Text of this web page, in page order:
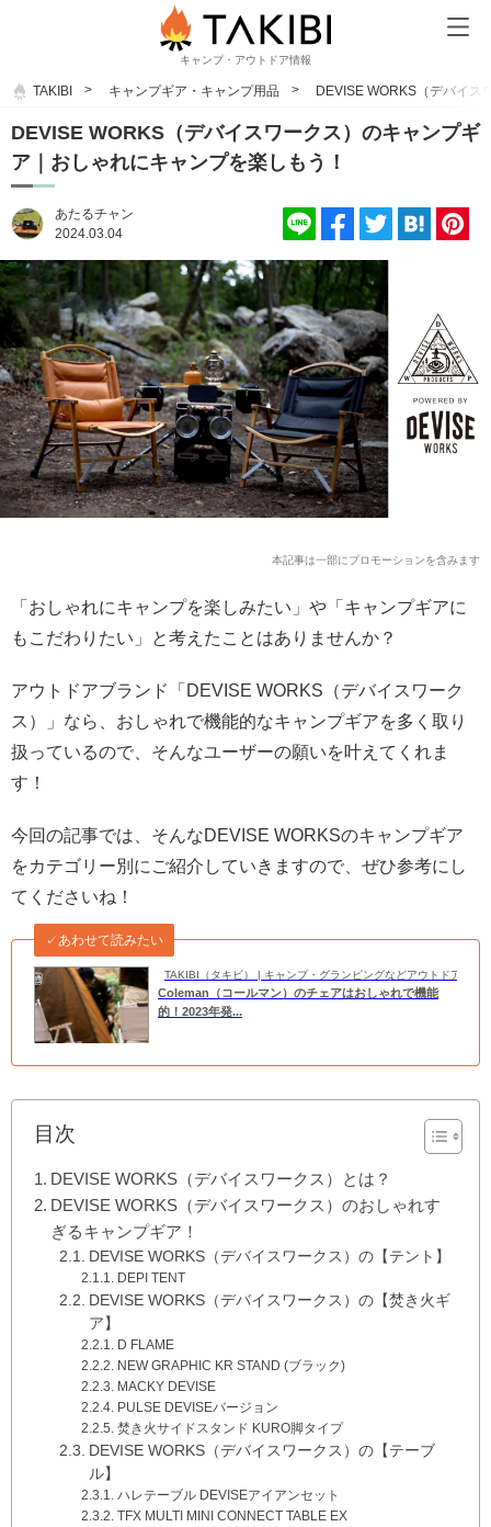
キャンプ・アウトドア情報
TAKIBI キャンプギア・キャンプ用品 DEVISE WORKS（デバイス
DEVISE WORKS（デバイスワークス）のキャンプギ
ア｜おしゃれにキャンプを楽しもう！
あたるチャン
2024.03.04
本記事は一部にプロモーションを含みます
「おしゃれにキャンプを楽しみたい」や「キャンプギアに
もこだわりたい」と考えたことはありませんか？
アウトドアブランド「DEVISE WORKS（デバイスワーク
ス）」なら、おしゃれで機能的なキャンプギアを多く取り
扱っているので、そんなユーザーの願いを叶えてくれま
す！
今回の記事では、そんなDEVISE WORKSのキャンプギア
をカテゴリー別にご紹介していきますので、ぜひ参考にし
てくださいね！
TAKIBI（タキビ） | キャンプ・グランピングなどアウトドアの総
✓あわせて読みたい
Coleman（コールマン）のチェアはおしゃれで機能
的！2023年発...
目次
DEVISE WORKS（デバイスワークス）とは？
DEVISE WORKS（デバイスワークス）のおしゃれす
ぎるキャンプギア！
DEVISE WORKS（デバイスワークス）の【テント】
DEPI TENT
DEVISE WORKS（デバイスワークス）の【焚き火ギ
ア】
D FLAME
NEW GRAPHIC KR STAND (ブラック)
MACKY DEVISE
PULSE DEVISEバージョン
焚き火サイドスタンド KURO脚タイプ
DEVISE WORKS（デバイスワークス）の【テーブ
ル】
ハレテーブル DEVISEアイアンセット
TFX MULTI MINI CONNECT TABLE EX